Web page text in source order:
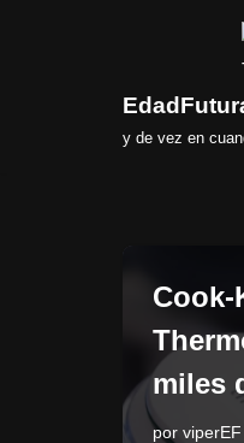
y de vez en
Cook-
miles
por viperEF